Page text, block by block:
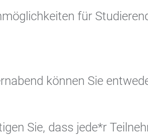
für
können Sie
Sie, dass jede*r